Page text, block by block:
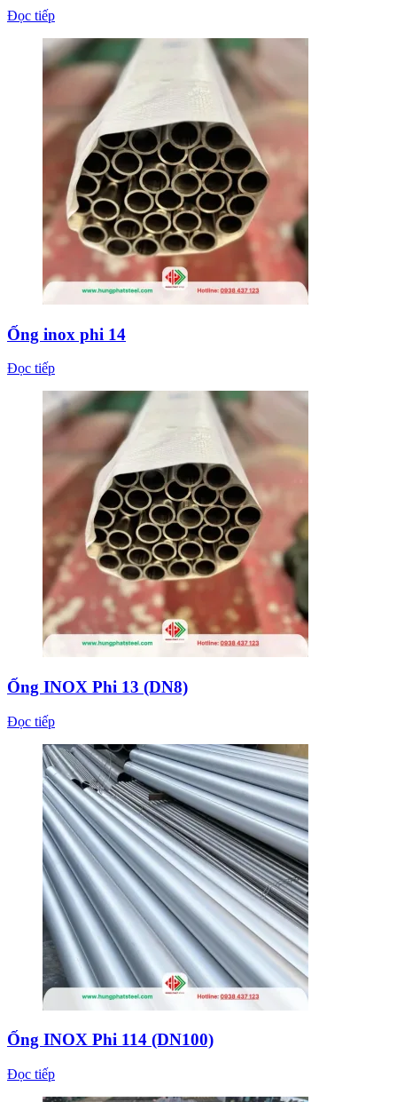
Đọc tiếp
Ống inox phi 14
Đọc tiếp
Ống INOX Phi 13 (DN8)
Đọc tiếp
Ống INOX Phi 114 (DN100)
Đọc tiếp